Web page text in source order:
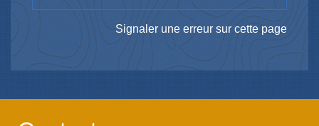
Signaler une erreur sur cette page